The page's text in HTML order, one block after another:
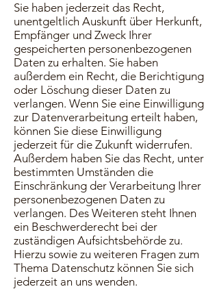
Sie haben jederzeit das Recht,
unentgeltlich Auskunft über Herkunft,
Empfänger und Zweck Ihrer
gespeicherten personenbezogenen
Daten zu erhalten. Sie haben
außerdem ein Recht, die Berichtigung
oder Löschung dieser Daten zu
verlangen. Wenn Sie eine Einwilligung
zur Datenverarbeitung erteilt haben,
können Sie diese Einwilligung
jederzeit für die Zukunft widerrufen.
Außerdem haben Sie das Recht, unter
bestimmten Umständen die
Einschränkung der Verarbeitung Ihrer
personenbezogenen Daten zu
verlangen. Des Weiteren steht Ihnen
ein Beschwerderecht bei der
zuständigen Aufsichtsbehörde zu.
Hierzu sowie zu weiteren Fragen zum
Thema Datenschutz können Sie sich
jederzeit an uns wenden.